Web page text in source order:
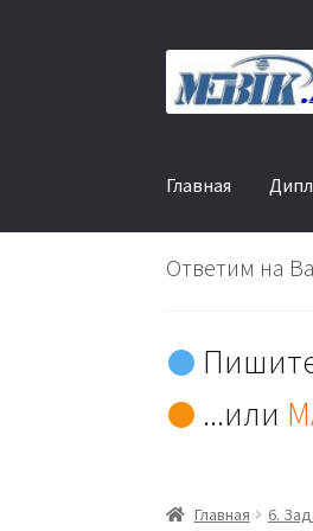
Перейти
навигации
Перейти
содержимому
Главная
Ответим на
...или
Главная 6.